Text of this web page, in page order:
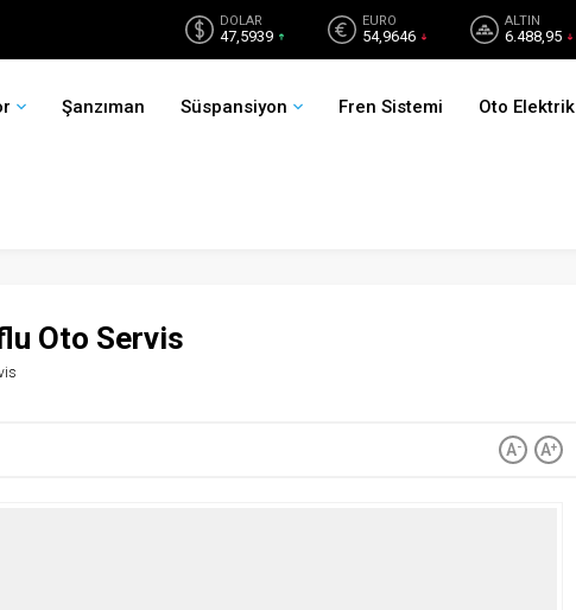
DOLAR
47,5939
EURO
54,9646
ALTIN
6.488,95
Şanzıman Süspansiyon Fren Sistemi Oto Elektrik
Oto Servis
A+
A-